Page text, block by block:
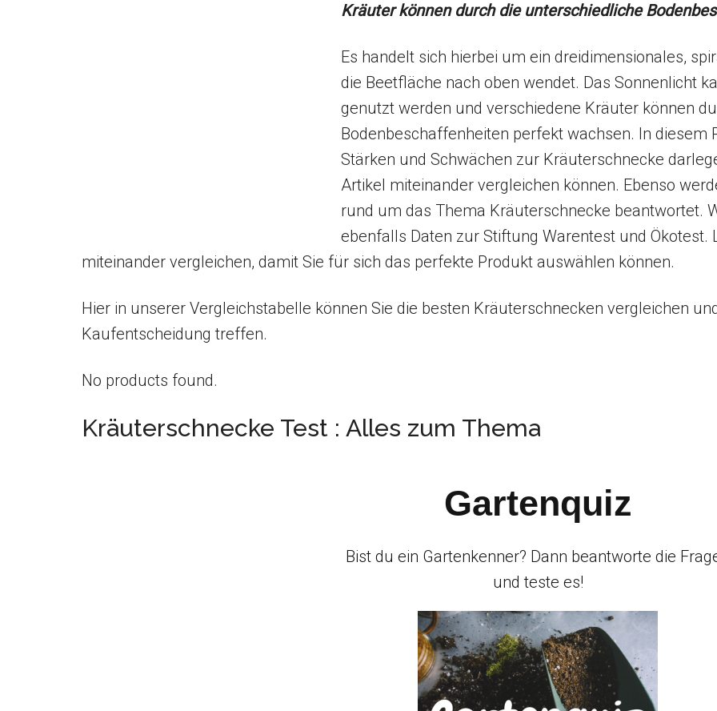
Kräuter können durch die unterschiedliche
Es handelt sich hierbei um ein dreidimensionales,
die Beetfläche nach oben wendet. Das Sonnenlicht
genutzt werden und verschiedene Kräuter können
Bodenbeschaffenheiten perfekt wachsen. In diesem
Stärken und Schwächen zur Kräuterschnecke
Artikel miteinander vergleichen können. Ebenso
rund um das Thema Kräuterschnecke beantwortet.
ebenfalls Daten zur Stiftung Warentest und Ökotest.
miteinander vergleichen, damit Sie für sich das perfekte Produkt auswählen können.
Hier in unserer Vergleichstabelle können Sie die besten Kräuterschnecken vergleichen
Kaufentscheidung treffen.
No products found.
Kräuterschnecke Test : Alles zum Thema
Gartenquiz
Bist du ein Gartenkenner? Dann beantworte die
und teste es!